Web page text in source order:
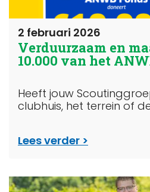
2 februari 2026
Verduurzaam en
10.000 van het
Heeft jouw
clubhuis, het terrein of
Lees verder